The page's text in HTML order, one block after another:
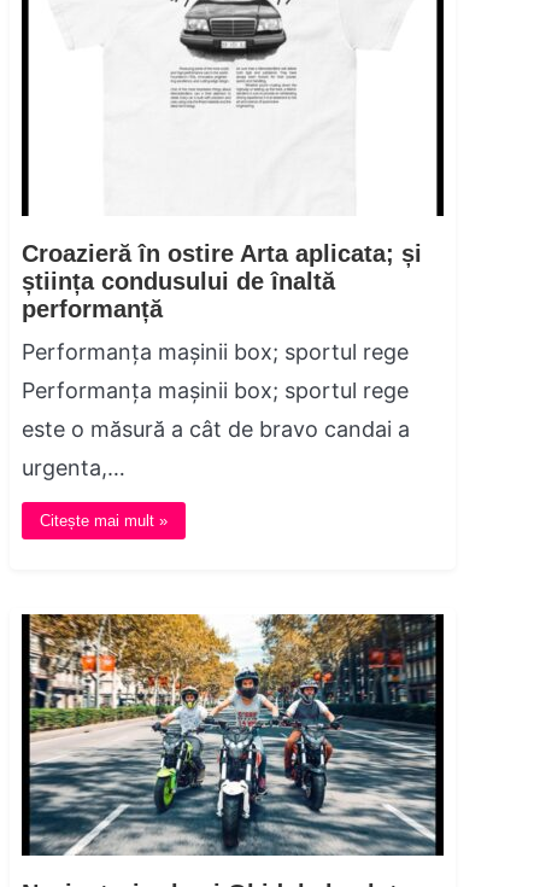
Croazieră în ostire Arta aplicata; și
știința condusului de înaltă
performanță
Performanța mașinii box; sportul rege
Performanța mașinii box; sportul rege
este o măsură a cât de bravo candai a
urgenta,…
Citește mai mult »